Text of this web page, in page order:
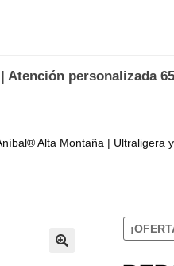
Atención personalizada
Alta Montaña |